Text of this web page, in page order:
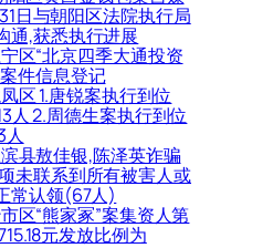
日与朝阳区法院执行局
通,获悉执行进展
区“北京四季大通投资
件信息登记
区 1.唐锐案执行到位
人 2.周德生案执行到位
人
县敖佳银,陈泽英诈骗
未联系到所有被害人或
常认领(67人)
区“熊家冢”案集资人第
元发放比例为